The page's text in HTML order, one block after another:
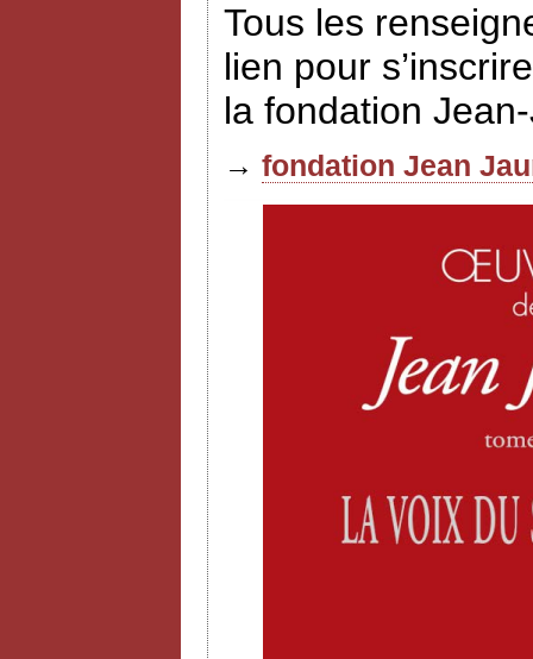
Tous les
lien pour
la fondation
→ fondation Jean